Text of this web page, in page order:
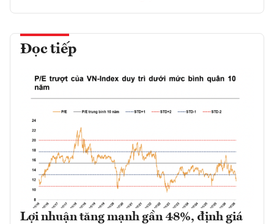
Đọc tiếp
Lợi nhuận tăng mạnh gần 48%, định giá